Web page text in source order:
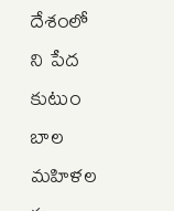
దేశంలో
ని పేద
కుటుం
బాల
మహిళల